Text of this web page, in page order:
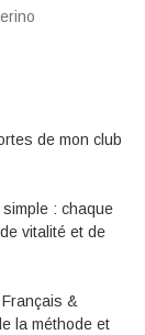
de mon club
: chaque
vitalité et de
&
la méthode et